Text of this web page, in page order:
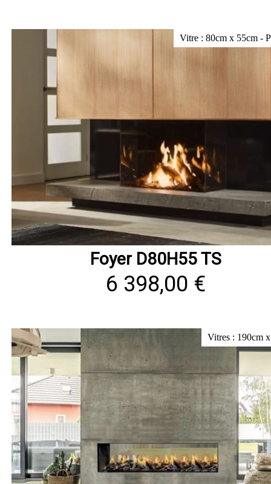
Vitre : 80cm x 55cm -
Foyer D80H55 TS
6 398,00 €
Vitres : 190cm